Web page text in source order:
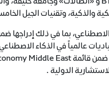
والذكية، وتقنيات الجيل
الدولية .